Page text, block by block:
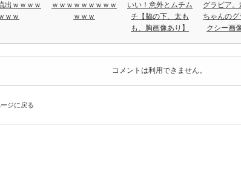
出ｗｗｗｗ
ｗｗ
ｗｗｗｗｗｗｗｗｗ
ｗｗｗ
いい！意外とムチム
チ【脇の下、太も
も、胸画像あり】
グラビア。
ちゃんのグ
クシー画
コメントは利用できません。
ージに戻る